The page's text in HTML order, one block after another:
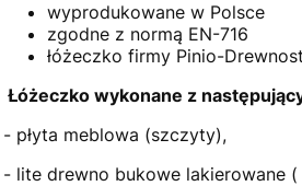
wyprodukowane w Polsce
zgodne z normą EN-716
łóżeczko firmy Pinio-
Łóżeczko wykonane z
- płyta meblowa (szczyty),
- lite drewno bukowe lakierowane